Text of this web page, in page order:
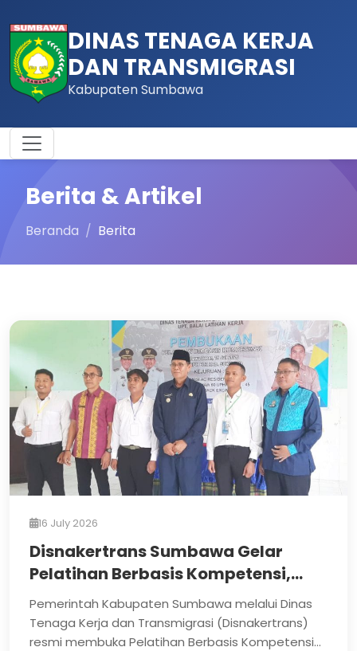
DINAS TENAGA KERJA
DAN TRANSMIGRASI
Kabupaten Sumbawa
Berita & Artikel
Beranda Berita
16 July 2026
Disnakertrans Sumbawa Gelar
Pelatihan Berbasis Kompetensi,
Cetak SDM Siap Kerja
Pemerintah Kabupaten Sumbawa melalui Dinas
Tenaga Kerja dan Transmigrasi (Disnakertrans)
resmi membuka Pelatihan Berbasis Kompetensi